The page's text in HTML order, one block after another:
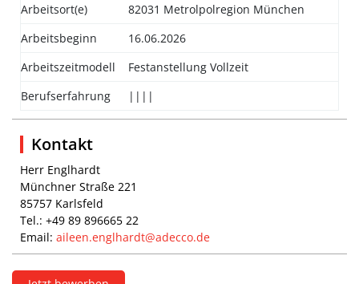
Arbeitsort(e)
82031 Metrolpolregion München
Arbeitsbeginn
16.06.2026
Arbeitszeitmodell
Festanstellung Vollzeit
Berufserfahrung
||||
Kontakt
Herr Englhardt
Münchner Straße 221
85757 Karlsfeld
Tel.: +49 89 896665 22
Email: aileen.englhardt@adecco.de